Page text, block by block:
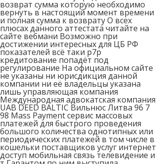
возврат сумма которую необходимо
вернуть в настоящий момент времени
и полная сумма к возврату О всех
плюсах данного аттестата читайте на
сайте вебмани Возможно при
достижении интересных для ЦБ РФ
показателей всё таки p7p
кредитование попадёт под
регулирование На официальном сайте
не указаны ни юрисдикция данной
компании ни её владельцы указана
лишь управляющая компания
Международная адвокатская компания
UAB DEED BALTIC Вильнюс Литва 96 7
98 Mass Payment сервис массовых
платежей для быстрого проведения
большого количества однотипных или
периодических платежей в том числе в
кошельки поставщиков услуг интернет
доступ мобильная связь телевидение и